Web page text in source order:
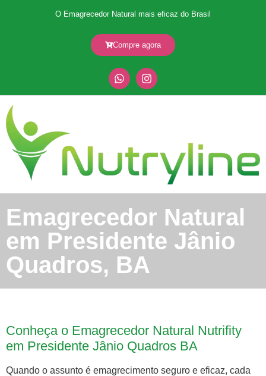
O Emagrecedor Natural mais eficaz do Brasil
Compre agora
Emagrecedor Natural
em Presidente Jânio
Quadros, BA
Conheça o Emagrecedor Natural Nutrifity
em Presidente Jânio Quadros BA
Quando o assunto é emagrecimento seguro e eficaz, cada